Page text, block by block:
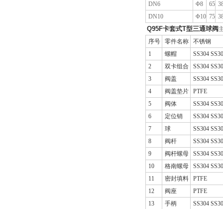
DN6
Φ8 65
DN10
Φ10 75
Q95F卡套式T型三通球阀
序号
零件名称
不锈钢
1
螺帽
SS304
2
双卡组合
SS304
3
阀盖
SS304
4
阀盖垫片
PTFE
5
阀体
SS304
6
定位销
SS304
7
球
SS304
8
阀杆
SS304
9
阀杆螺母
SS304
10
格南螺母
SS304
11
密封填料
PTFE
12
阀座
PTFE
13
手柄
SS304